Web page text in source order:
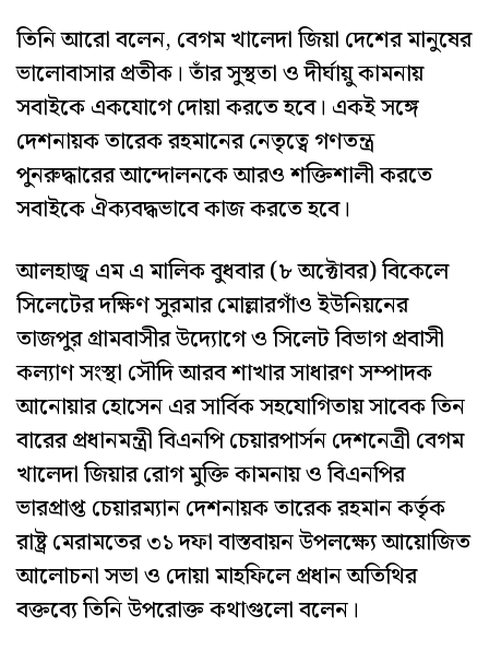
তিনি আরো বলেন, বেগম খালেদা জিয়া দেশের মানুষের
ভালোবাসার প্রতীক। তাঁর সুস্থতা ও দীর্ঘায়ু কামনায়
সবাইকে একযোগে দোয়া করতে হবে। একই সঙ্গে
দেশনায়ক তারেক রহমানের নেতৃত্বে গণতন্ত্র
পুনরুদ্ধারের আন্দোলনকে আরও শক্তিশালী করতে
সবাইকে ঐক্যবদ্ধভাবে কাজ করতে হবে।
আলহাজ্ব এম এ মালিক বুধবার (৮ অক্টোবর) বিকেলে
সিলেটের দক্ষিণ সুরমার মোল্লারগাঁও ইউনিয়নের
তাজপুর গ্রামবাসীর উদ্যোগে ও সিলেট বিভাগ প্রবাসী
কল্যাণ সংস্থা সৌদি আরব শাখার সাধারণ সম্পাদক
আনোয়ার হোসেন এর সার্বিক সহযোগিতায় সাবেক তিন
বারের প্রধানমন্ত্রী বিএনপি চেয়ারপার্সন দেশনেত্রী বেগম
খালেদা জিয়ার রোগ মুক্তি কামনায় ও বিএনপির
ভারপ্রাপ্ত চেয়ারম্যান দেশনায়ক তারেক রহমান কর্তৃক
রাষ্ট্র মেরামতের ৩১ দফা বাস্তবায়ন উপলক্ষ্যে আয়োজিত
আলোচনা সভা ও দোয়া মাহফিলে প্রধান অতিথির
বক্তব্যে তিনি উপরোক্ত কথাগুলো বলেন।